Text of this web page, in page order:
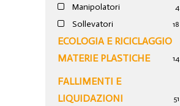
Manipolatori 4
Sollevatori 18
ECOLOGIA E RICICLAGGIO
MATERIE PLASTICHE
14
FALLIMENTI E
LIQUIDAZIONI
51